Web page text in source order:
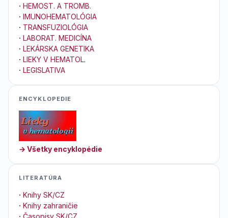
· HEMOST. A TROMB.
· IMUNOHEMATOLÓGIA
· TRANSFUZIOLÓGIA
· LABORAT. MEDICÍNA
· LEKÁRSKA GENETIKA
· LIEKY V HEMATOL.
· LEGISLATIVA
ENCYKLOPEDIE
→ Všetky encyklopédie
LITERATÚRA
· Knihy SK/CZ
· Knihy zahraničie
· Časopisy SK/CZ